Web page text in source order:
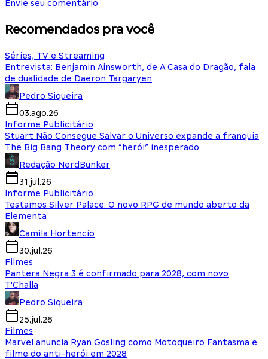
Envie seu comentário
Recomendados pra você
Séries, TV e Streaming
Entrevista: Benjamin Ainsworth, de A Casa do Dragão, fala
de dualidade de Daeron Targaryen
Pedro Siqueira
03.ago.26
Informe Publicitário
Stuart Não Consegue Salvar o Universo expande a franquia
The Big Bang Theory com “herói” inesperado
Redação NerdBunker
31.jul.26
Informe Publicitário
Testamos Silver Palace: O novo RPG de mundo aberto da
Elementa
Camila Hortencio
30.jul.26
Filmes
Pantera Negra 3 é confirmado para 2028, com novo
T'Challa
Pedro Siqueira
25.jul.26
Filmes
Marvel anuncia Ryan Gosling como Motoqueiro Fantasma e
filme do anti-herói em 2028